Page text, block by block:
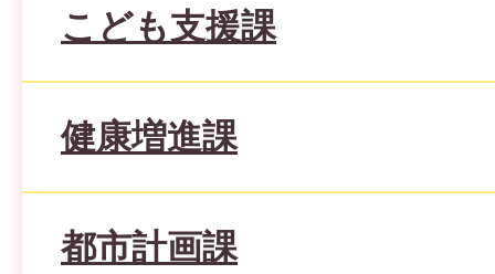
こども支援課
健康増進課
都市計画課